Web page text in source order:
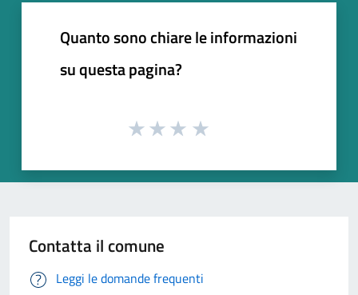
Quanto sono chiare le informazioni
su questa pagina?
Contatta il comune
Leggi le domande frequenti